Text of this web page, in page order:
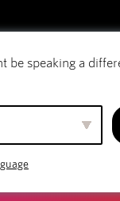
voor
be speaking a